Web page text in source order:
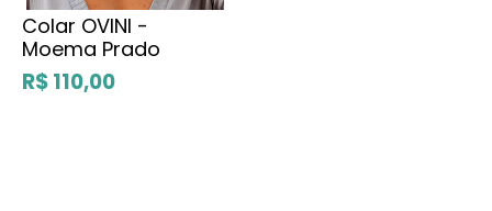
Colar OVINI -
Moema Prado
R$ 110,00